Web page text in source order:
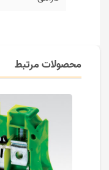
محصولات مرتبط